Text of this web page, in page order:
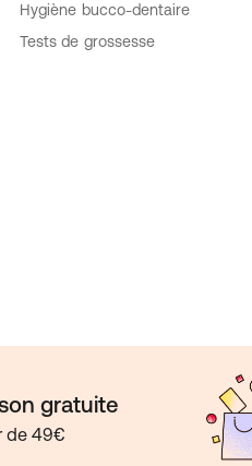
Hygiène bucco-dentaire
Tests de grossesse
gratuite
de 49€